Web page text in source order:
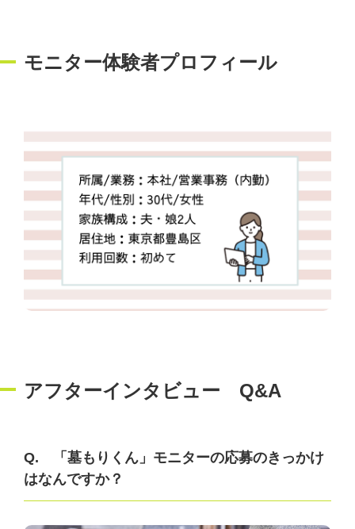
モニター体験者プロフィール
アフターインタビュー Q&A
Q. 「墓もりくん」モニターの応募のきっかけ
はなんですか？